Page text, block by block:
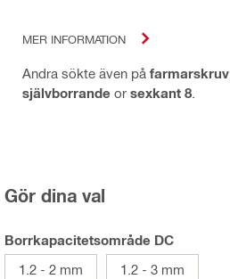
MER INFORMATION
Andra sökte även på farmarskruv
självborrande or sexkant 8
Gör dina val
Borrkapacitetsområde DC
1.2 - 2 mm
1.2 - 3 mm